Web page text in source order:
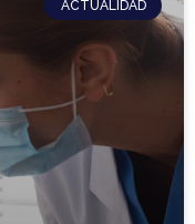
ACTUALIDAD